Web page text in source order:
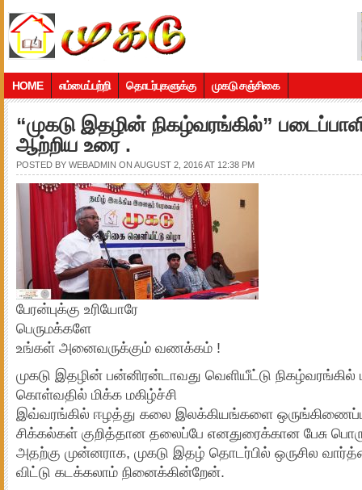
HOME எம்மைப்பற்றி தொடர்புகளுக்கு முகடு சஞ்சிகை
“முகடு இதழின் நிகழ்வரங்கில்”
ஆற்றிய உரை .
POSTED BY WEBADMIN ON AUGUST 2, 2016 AT 12:38 PM
பேரன்புக்கு உரியோரே
பெருமக்களே
உங்கள் அனைவருக்கும் வணக்கம் !
முகடு இதழின் பன்னிரன்டாவது வெளியீட்டு நிகழ்வரங்கில்
கொள்வதில் மிக்க மகிழ்ச்சி
இவ்வரங்கில் ஈழத்து கலை இலக்கியங்களை
சிக்கல்கள் குறித்தான தலைப்பே எனதுரைக்கான பேசு
அதற்கு முன்னராக, முகடு இதழ் தொடர்பில் ஒருசில
விட்டு கடக்கலாம் நினைக்கின்றேன்.